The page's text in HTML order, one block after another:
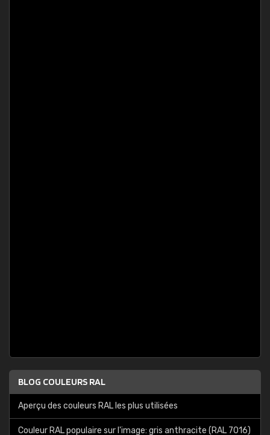
BLOG COULEURS RAL
Aperçu des couleurs RAL les plus utilisées
Couleur RAL populaire sur l'image: gris anthracite (RAL 7016)